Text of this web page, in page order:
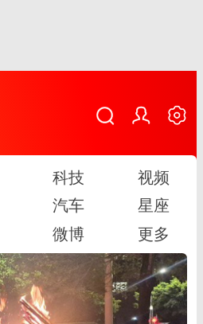
科技
视频
汽车
星座
微博 更多